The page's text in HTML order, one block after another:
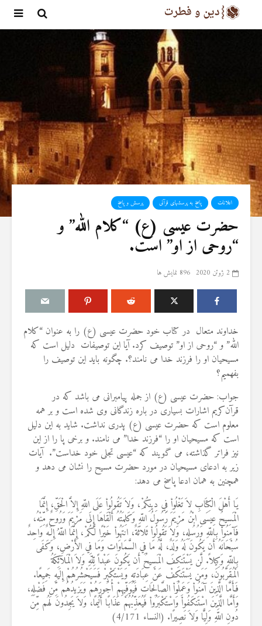
اعلانات پاسخ به پرسشهای قرآنی پرسش و پاسخ
حضرت عیسی (ع) “کلام الله” و
“روحی از او” است.
2 ژوئن 2020 896 نمایش ها
خداوند متعال در کتاب خود حضرت عیسی (ع) را به عنوان “کلام
الله” و “روحی از او” توصیف کرد. آیا این توصیفات دلیل است که
مسیحیان او را فرزند خدا می نامند؟. چگونه باید این توصیف را
بفهمیم؟
جواب: حضرت عیسی (ع) از جمله پیامبرانی می باشد که در
قرآن‌کریم اشارات بسیاری در باره زندگانی وی شده است و بر همه
معلوم است که حضرت عیسی (ع) پدری نداشت. شاید به این دلیل
است که مسیحیان او را “فرزند خدا” می نامند. و برخی پا را از این
نیز فراتر گذاشته، می گویند که “عیسی تجلی خود خداست”. آیات
زیر به ادعای مسیحیان در مورد حضرت مسیح را نشان می دهد و
همچنین به همان ادعا پاسخ می دهد:
يَا أَهْلَ الْكِتَابِ لاَ تَغْلُواْ فِي دِينِكُمْ، وَلاَ تَقُولُواْ عَلَى اللّهِ إِلاَّ الْحَقِّ، إِنَّمَا
الْمَسِيحُ عِيسَى ابْنُ مَرْيَمَ رَسُولُ اللّهِ وَكَلِمَتُهُ أَلْقَاهَا إِلَى مَرْيَمَ وَرُوحٌ مِّنْهُ،
فَآمِنُواْ بِاللّهِ وَرُسُلِهِ، وَلاَ تَقُولُواْ ثَلاَثَةٌ، انتَهُواْ خَيْرًا لَّكُمْ، إِنَّمَا اللّهُ إِلَـهٌ وَاحِدٌ
سُبْحَانَهُ أَن يَكُونَ لَهُ وَلَدٌ، لَّهُ مَا فِي السَّمَاوَات وَمَا فِي الأَرْضِ، وَكَفَى
بِاللّهِ وَكِيلاً. لَّن يَسْتَنكِفَ الْمَسِيحُ أَن يَكُونَ عَبْداً لِّلّهِ وَلاَ الْمَلآئِكَةُ
الْمُقَرَّبُونَ، وَمَن يَسْتَنكِفْ عَنْ عِبَادَتِهِ وَيَسْتَكْبِرْ فَسَيَحْشُرُهُمْ إِلَيهِ جَمِيعًا.
فَأَمَّا الَّذِينَ آمَنُواْ وَعَمِلُواْ الصَّالِحَاتِ فَيُوَفِّيهِمْ أُجُورَهُمْ وَيَزيدُهُم مِّن فَضْلِهِ،
وَأَمَّا الَّذِينَ اسْتَنكَفُواْ وَاسْتَكْبَرُواْ فَيُعَذِّبُهُمْ عَذَابًا أَلُيمًا، وَلاَ يَجِدُونَ لَهُم مِّن
دُونِ اللّهِ وَلِيًّا وَلاَ نَصِيرًا. (النساء 4/171)
مقصود از «کتاب مکنون»
در آیه ۷۸ سوره واقعه
آیا سوراخ کردن کشتی،
کشتن آن نوجوان و ساختن
دیوار، ارتباطی با علم غیبِ
آینده داشت؟
8 جولای 2026
24 نمایش ها
منظور از «وَفق» و حکم
ساختن یا درخواست آن
4 جولای 2026
15 نمایش ها
حكم تلاوت
اذکار قران
9 نمایش ها
اهمیت
19 نمایش ها